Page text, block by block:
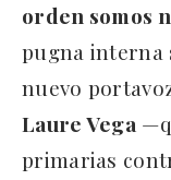
orden somos
pugna interna
nuevo
Laure Vega
primarias